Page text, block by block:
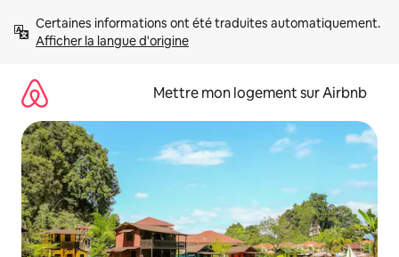
directement
Afficher la langue d'origine
Mettre mon logement sur Airbnb